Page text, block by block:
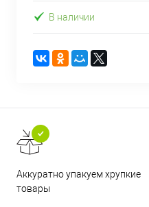
В наличии
Аккуратно упакуем хрупкие
товары